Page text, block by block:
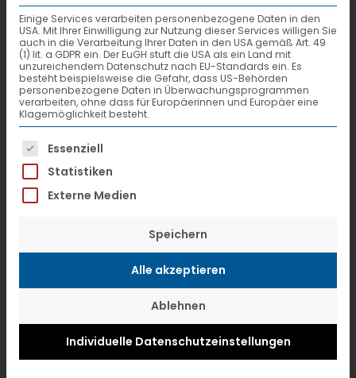
Europa soll frei und fortschrittlich
bleiben. Deswegen unterstützt VTL die
Initiative „Logistics for Europe“ der
beiden baden-württembergischen
Speditions- und Logistikverbände VSL
und AVSL und teilt die10 Gründe für die
EU und den gemeinsamen
Binnenmarkt.Die Initiative vereint
Unternehmen aus der Logistik und
angrenzenden Branchen, die sich für
ein offenes Europa und zur
Einige Services verarbeiten personenbezogene Daten in den
USA. Mit Ihrer Einwilligung zur Nutzung dieser Services willigen Sie
auch in die Verarbeitung Ihrer Daten in den USA gemäß Art. 49
(1) lit. a GDPR ein. Der EuGH stuft die USA als ein Land mit
unzureichendem Datenschutz nach EU-Standards ein. Es
besteht beispielsweise die Gefahr, dass US-Behörden
personenbezogene Daten in Überwachungsprogrammen
verarbeiten, ohne dass für Europäerinnen und Europäer eine
Klagemöglichkeit besteht.
Es folgt eine Liste der Service-Gruppen,
Essenziell
Statistiken
Externe Medien
Speichern
Alle akzeptieren
Ablehnen
Individuelle Datenschutzeinstellungen